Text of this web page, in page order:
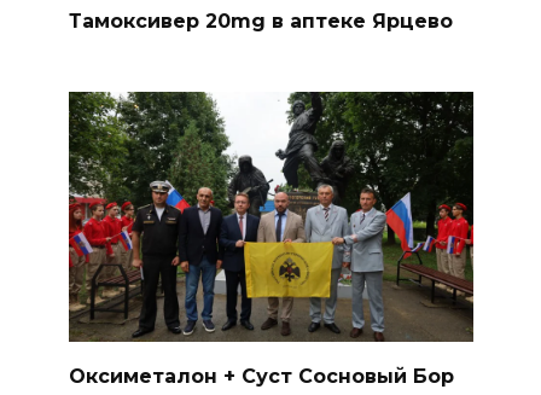
Тамоксивер 20mg в аптеке Ярцево
Оксиметалон + Суст Сосновый Бор